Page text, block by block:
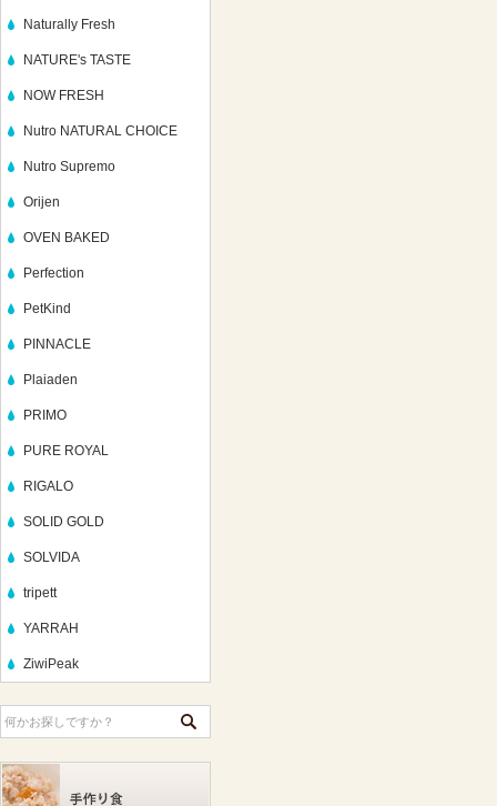
Naturally Fresh
NATURE's TASTE
NOW FRESH
Nutro NATURAL CHOICE
Nutro Supremo
Orijen
OVEN BAKED
Perfection
PetKind
PINNACLE
Plaiaden
PRIMO
PURE ROYAL
RIGALO
SOLID GOLD
SOLVIDA
tripett
YARRAH
ZiwiPeak